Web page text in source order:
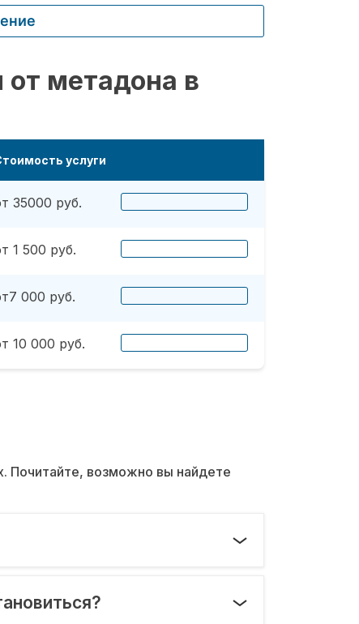
метадона в
услуги
35000 руб.
1 500 руб.
000 руб.
10 000 руб.
Почитайте, возможно вы найдете